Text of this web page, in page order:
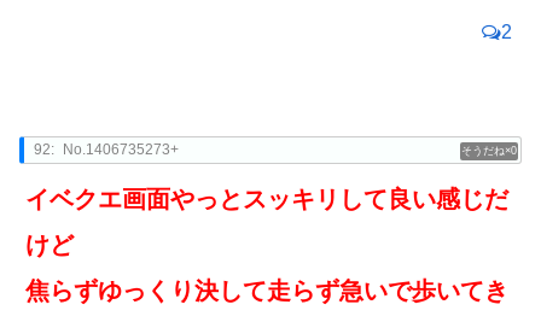
2
0
92: No.1406735273+
イベクエ画面やっとスッキリして良い感じだ
けど
焦らずゆっくり決して走らず急いで歩いてき